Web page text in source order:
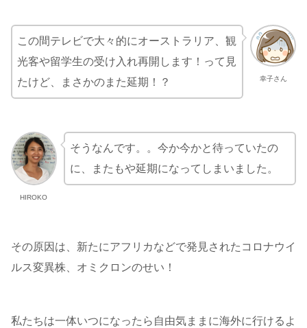
幸子さん
この間テレビで大々的にオーストラリア、観
光客や留学生の受け入れ再開します！って見
たけど、まさかのまた延期！？
HIROKO
そうなんです。。今か今かと待っていたの
に、またもや延期になってしまいました。
その原因は、新たにアフリカなどで発見されたコロナウイ
ルス変異株、オミクロンのせい！
私たちは一体いつになったら自由気ままに海外に行けるよ